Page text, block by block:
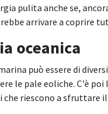
pulita anche se,
arrivare a coprire
oceanica
può essere di
le pale eoliche. C'è
riescono a